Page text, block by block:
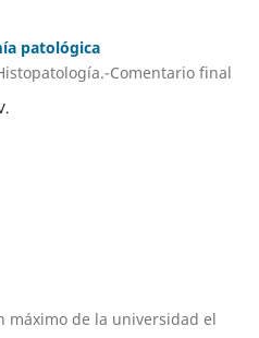
patológica
Comentario final
máximo de la universidad el